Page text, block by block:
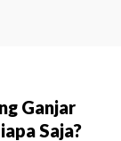
Ganjar
Saja?